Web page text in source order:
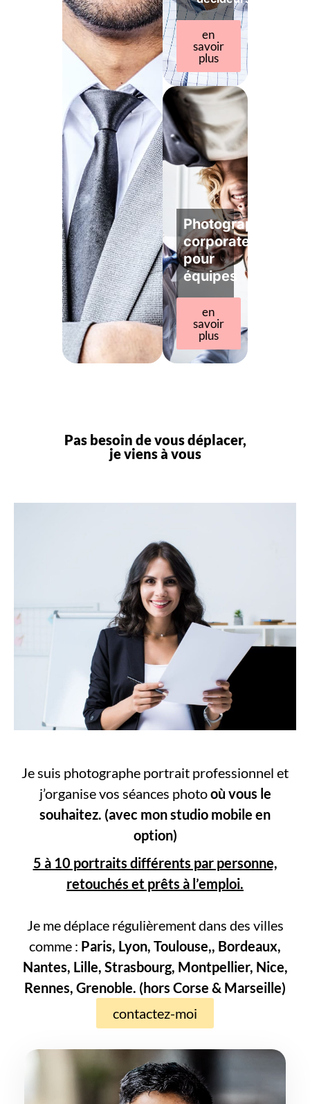
en
savoir
plus
Photographe
corporate
pour
équipes
en
savoir
plus
Pas besoin de vous déplacer,
je viens à vous
Je suis photographe portrait professionnel et
j’organise vos séances photooù vous le
souhaitez. (avec mon studio mobile en
option)
5 à 10 portraits différents par personne,
retouchés et prêts à l’emploi.
Je me déplace régulièrement dans des villes
comme : Paris, Lyon, Toulouse,, Bordeaux,
Nantes, Lille, Strasbourg, Montpellier, Nice,
Rennes, Grenoble. (hors Corse & Marseille)
contactez-moi